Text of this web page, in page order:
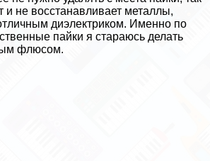
и не восстанавливает металлы,
диэлектриком. Именно по
пайки я стараюсь делать
флюсом.